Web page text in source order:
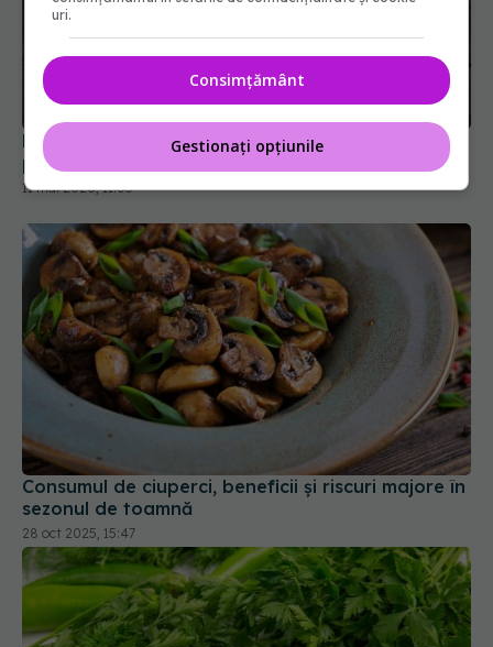
Doar 170 de grame pe zi din acest superaliment
pot reduce riscul de hipertensiune cu 30%
11 mai 2026, 11:05
Consumul de ciuperci, beneficii și riscuri majore în
sezonul de toamnă
28 oct 2025, 15:47
uri.
Consimțământ
Gestionați opțiunile